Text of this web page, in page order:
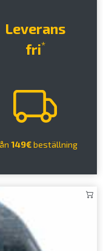
Leverans
fri*
149€beställning